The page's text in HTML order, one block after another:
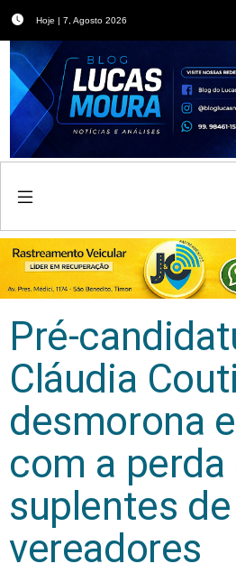
Hoje | 7, Agosto 2026
Pré-
Cláudia
desmorona
com a perda
suplentes de
vereadores